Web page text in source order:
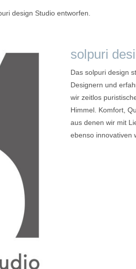
design Studio entworfen.
solpuri
Das solpuri design
Designern und
wir zeitlos
Himmel. Komfort,
aus denen wir mit
ebenso innovativen